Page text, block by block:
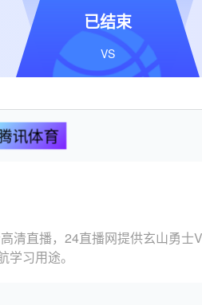
已结束
VS
讯体育
清直播，24直播网提供玄山勇
习用途。